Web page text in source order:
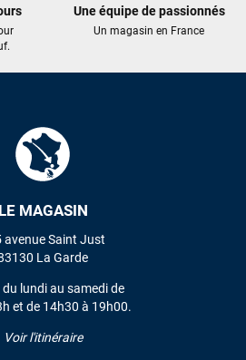
Une équipe de passionnés
Un magasin en France
LE MAGASIN
avenue Saint Just
La Garde
lundi au samedi de
et de 14h30 à 19h00.
Voir l'itinéraire
depuis Tahiti. Super service.
TOUS LES AVIS